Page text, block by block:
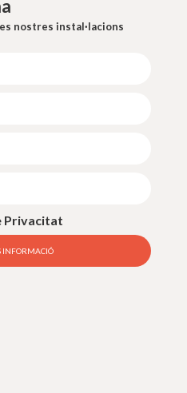
nostres instal·lacions
Privacitat
INFORMACIÓ